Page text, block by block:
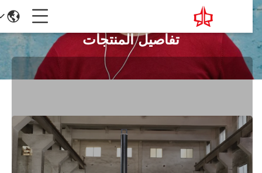
تفاصيل المنتجات